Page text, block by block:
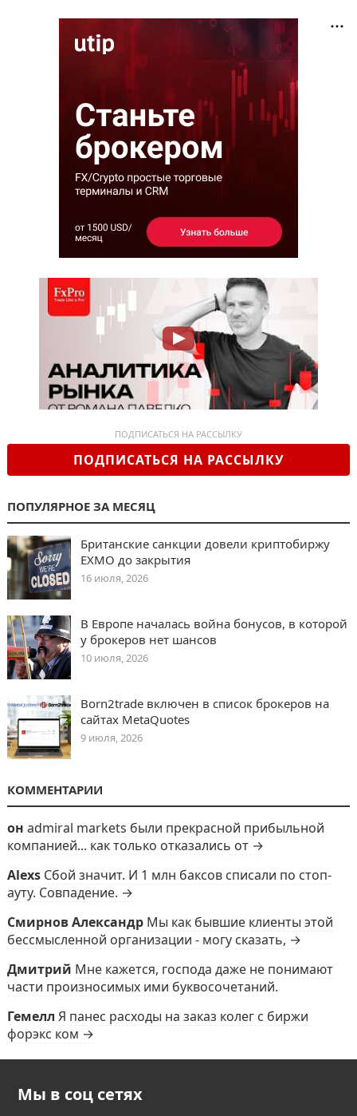
ПОДПИСАТЬСЯ НА РАССЫЛКУ
ПОДПИСАТЬСЯ НА РАССЫЛКУ
ПОПУЛЯРНОЕ ЗА МЕСЯЦ
Британские санкции довели криптобиржу
EXMO до закрытия
16 июля, 2026
В Европе началась война бонусов, в которой
у брокеров нет шансов
10 июля, 2026
Born2trade включен в список брокеров на
сайтах MetaQuotes
9 июля, 2026
КОММЕНТАРИИ
он admiral markets были прекрасной прибыльной
компанией... как только отказались от →
Alexs Сбой значит. И 1 млн баксов списали по стоп-
ауту. Совпадение. →
Смирнов Александр Мы как бывшие клиенты этой
бессмысленной организации - могу сказать, →
Дмитрий Мне кажется, господа даже не понимают
части произносимых ими буквосочетаний.
Гемелл Я панес расходы на заказ колег с биржи
форэкс ком →
Мы в соц сетях